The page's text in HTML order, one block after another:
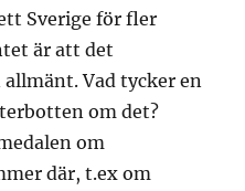
Sverige för fler
är att det
Vad tycker en
om det?
om
där, t.ex om